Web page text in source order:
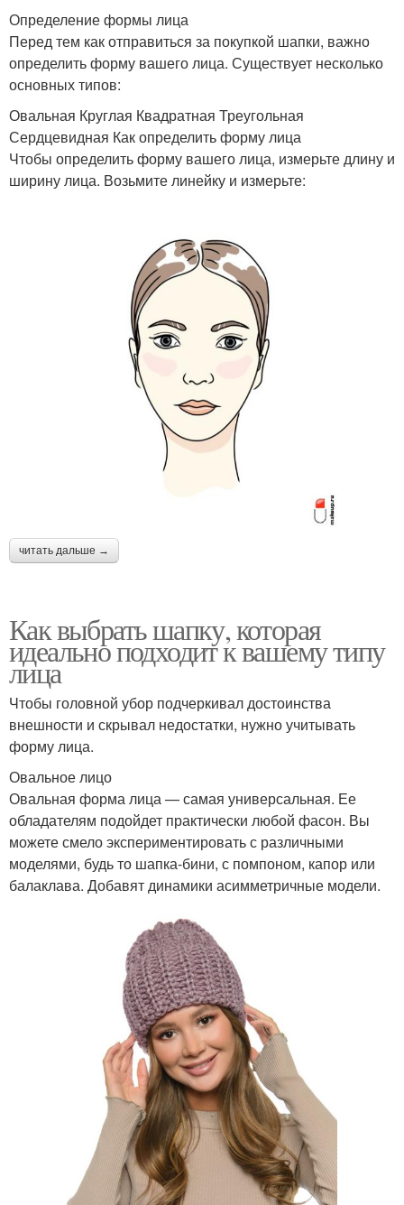
Определение формы лица
Перед тем как отправиться за покупкой шапки, важно
определить форму вашего лица. Существует несколько
основных типов:
Овальная Круглая Квадратная Треугольная
Сердцевидная Как определить форму лица
Чтобы определить форму вашего лица, измерьте длину и
ширину лица. Возьмите линейку и измерьте:
читать дальше →
Как выбрать шапку, которая
идеально подходит к вашему типу
лица
Чтобы головной убор подчеркивал достоинства
внешности и скрывал недостатки, нужно учитывать
форму лица.
Овальное лицо
Овальная форма лица — самая универсальная. Ее
обладателям подойдет практически любой фасон. Вы
можете смело экспериментировать с различными
моделями, будь то шапка-бини, с помпоном, капор или
балаклава. Добавят динамики асимметричные модели.